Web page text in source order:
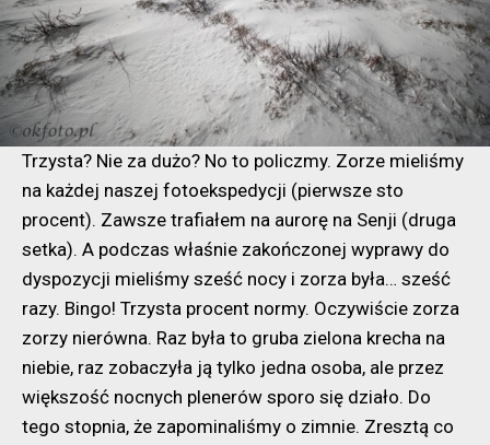
Trzysta? Nie za dużo? No to policzmy. Zorze mieliśmy
na każdej naszej fotoekspedycji (pierwsze sto
procent). Zawsze trafiałem na aurorę na Senji (druga
setka). A podczas właśnie zakończonej wyprawy do
dyspozycji mieliśmy sześć nocy i zorza była… sześć
razy. Bingo! Trzysta procent normy. Oczywiście zorza
zorzy nierówna. Raz była to gruba zielona krecha na
niebie, raz zobaczyła ją tylko jedna osoba, ale przez
większość nocnych plenerów sporo się działo. Do
tego stopnia, że zapominaliśmy o zimnie. Zresztą co